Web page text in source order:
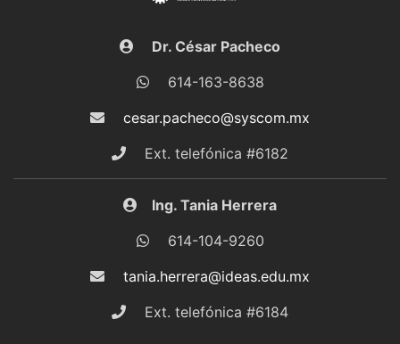
Dr. César Pacheco
614-163-8638
cesar.pacheco@syscom.mx
Ext. telefónica #6182
Ing. Tania Herrera
614-104-9260
tania.herrera@ideas.edu.mx
Ext. telefónica #6184